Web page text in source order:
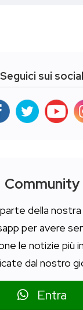
Seguici sui social
Community
della
per avere
le notizie più
dal nostro
Entra